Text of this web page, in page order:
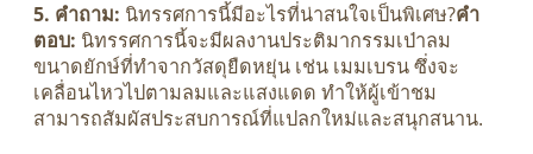
5. คำถาม: นิทรรศการนี้มีอะไรที่น่าสนใจเป็นพิเศษ?คำ
ตอบ: นิทรรศการนี้จะมีผลงานประติมากรรมเป่าลม
ขนาดยักษ์ที่ทำจากวัสดุยืดหยุ่น เช่น เมมเบรน ซึ่งจะ
เคลื่อนไหวไปตามลมและแสงแดด ทำให้ผู้เข้าชม
สามารถสัมผัสประสบการณ์ที่แปลกใหม่และสนุกสนาน.